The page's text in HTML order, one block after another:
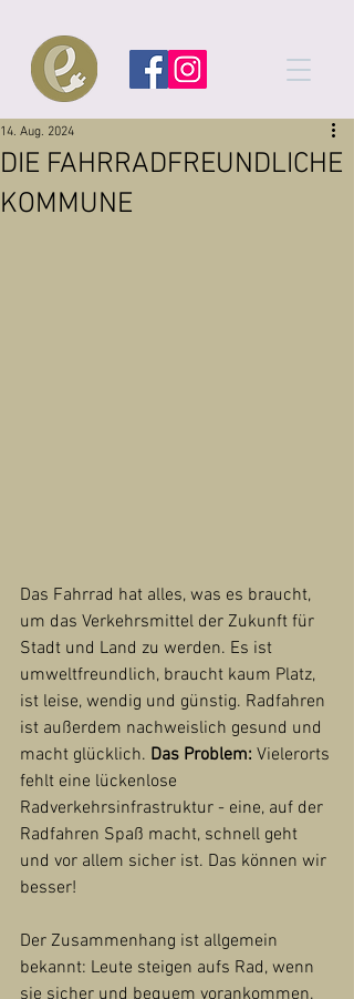
DIE FAHRRADFREUNDLICHE
KOMMUNE
14. Aug. 2024
Das Fahrrad hat alles, was es braucht,
um das Verkehrsmittel der Zukunft für
Stadt und Land zu werden. Es ist
umweltfreundlich, braucht kaum Platz,
ist leise, wendig und günstig. Radfahren
ist außerdem nachweislich gesund und
macht glücklich. Das Problem: Vielerorts
fehlt eine lückenlose
Radverkehrsinfrastruktur - eine, auf der
Radfahren Spaß macht, schnell geht
und vor allem sicher ist. Das können wir
besser!
Der Zusammenhang ist allgemein
bekannt: Leute steigen aufs Rad, wenn
sie sicher und bequem vorankommen.